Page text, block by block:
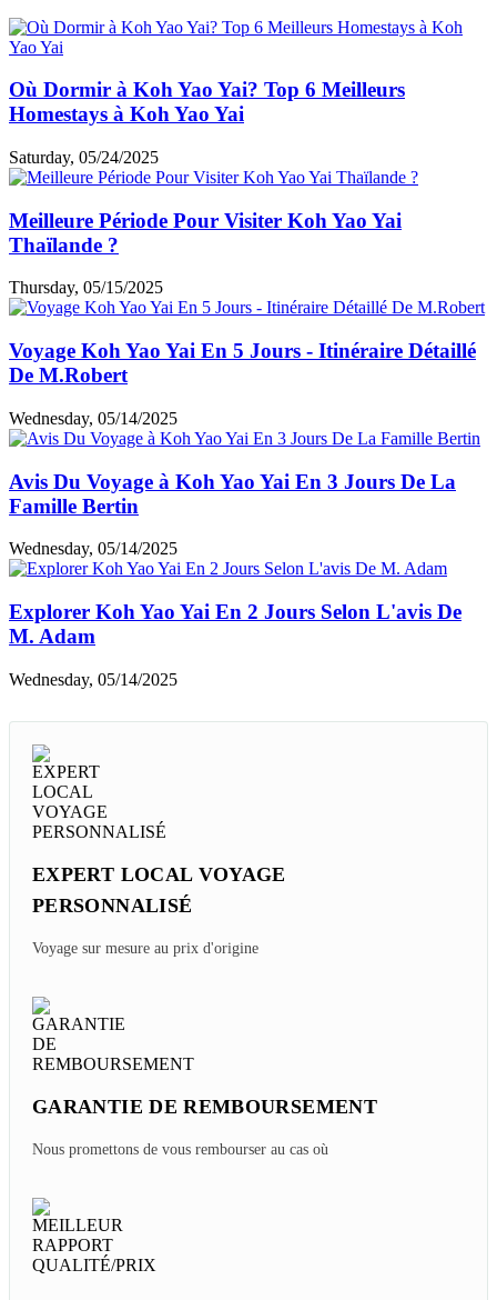
Où Dormir à Koh Yao Yai? Top 6 Meilleurs
Homestays à Koh Yao Yai
Saturday, 05/24/2025
Meilleure Période Pour Visiter Koh Yao Yai
Thaïlande ?
Thursday, 05/15/2025
Voyage Koh Yao Yai En 5 Jours - Itinéraire Détaillé
De M.Robert
Wednesday, 05/14/2025
Avis Du Voyage à Koh Yao Yai En 3 Jours De La
Famille Bertin
Wednesday, 05/14/2025
Explorer Koh Yao Yai En 2 Jours Selon L'avis De
M. Adam
Wednesday, 05/14/2025
EXPERT LOCAL VOYAGE
PERSONNALISÉ
Voyage sur mesure au prix d'origine
GARANTIE DE REMBOURSEMENT
Nous promettons de vous rembourser au cas où